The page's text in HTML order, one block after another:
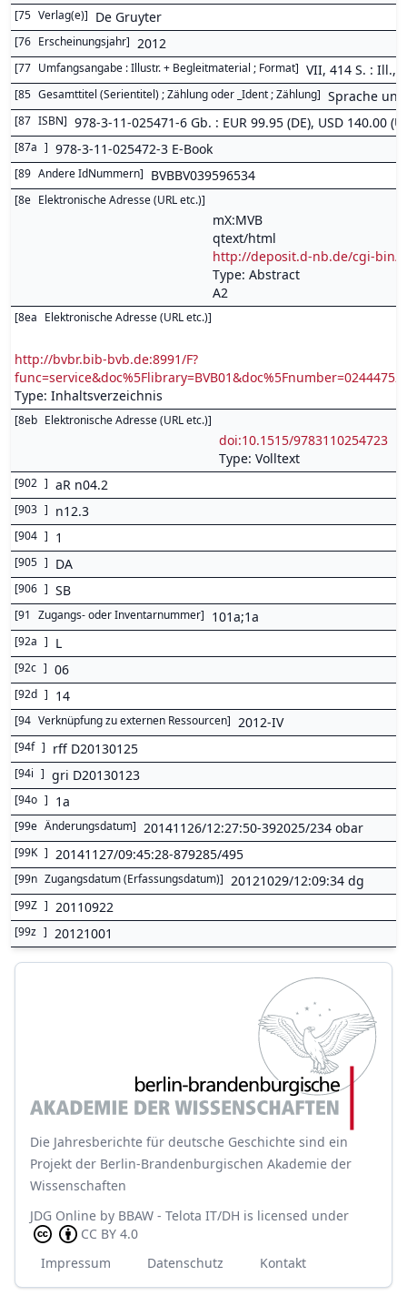
[75 Verlag(e)] De Gruyter
[76 Erscheinungsjahr] 2012
[77 Umfangsangabe : Illustr. + Begleitmaterial ; Format] VII, 414 S. : Ill.,
[85 Gesamttitel (Serientitel) ; Zählung oder _Ident ; Zählung] Sprache
[87 ISBN] 978-3-11-025471-6 Gb. : EUR 99.95 (DE), USD 140.00
[87a ] 978-3-11-025472-3 E-Book
[89 Andere IdNummern] BVBBV039596534
[8e Elektronische Adresse (URL etc.)]
mX:MVB
qtext/html
http://deposit.d-nb.de/cgi-bin/
Type: Abstract
A2
[8ea Elektronische Adresse (URL etc.)]
http://bvbr.bib-bvb.de:8991/F?
Type: Inhaltsverzeichnis
[8eb Elektronische Adresse (URL etc.)]
doi:10.1515/9783110254723
Type: Volltext
[902 ] aR n04.2
[903 ] n12.3
[904 ] 1
[905 ] DA
[906 ] SB
[91 Zugangs- oder Inventarnummer] 101a;1a
[92a ] L
[92c ] 06
[92d ] 14
[94 Verknüpfung zu externen Ressourcen] 2012-IV
[94f ] rff D20130125
[94i ] gri D20130123
[94o ] 1a
[99e Änderungsdatum] 20141126/12:27:50-392025/234 obar
[99K ] 20141127/09:45:28-879285/495
[99n Zugangsdatum (Erfassungsdatum)] 20121029/12:09:34 dg
[99Z ] 20110922
[99z ] 20121001
Die Jahresberichte für deutsche Geschichte sind ein
Projekt der Berlin-Brandenburgischen Akademie der
Wissenschaften
JDG Online by BBAW - Telota IT/DH is licensed under
CC BY 4.0
Impressum
Datenschutz Kontakt